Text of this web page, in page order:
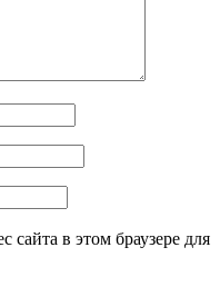
сайта в этом браузере для